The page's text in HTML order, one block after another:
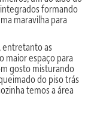
formando
maravilha para
entretanto as
maior espaço para
gosto misturando
do piso trás
temos a área